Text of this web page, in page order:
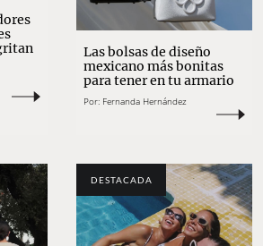
Las bolsas de diseño
mexicano más bonitas
para tener en tu armario
Por: Fernanda Hernández
DESTACADA